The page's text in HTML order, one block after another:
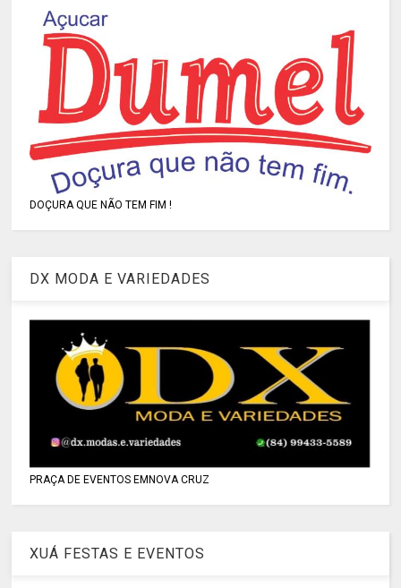
DOÇURA QUE NÃO TEM FIM !
DX MODA E VARIEDADES
PRAÇA DE EVENTOS EMNOVA CRUZ
XUÁ FESTAS E EVENTOS